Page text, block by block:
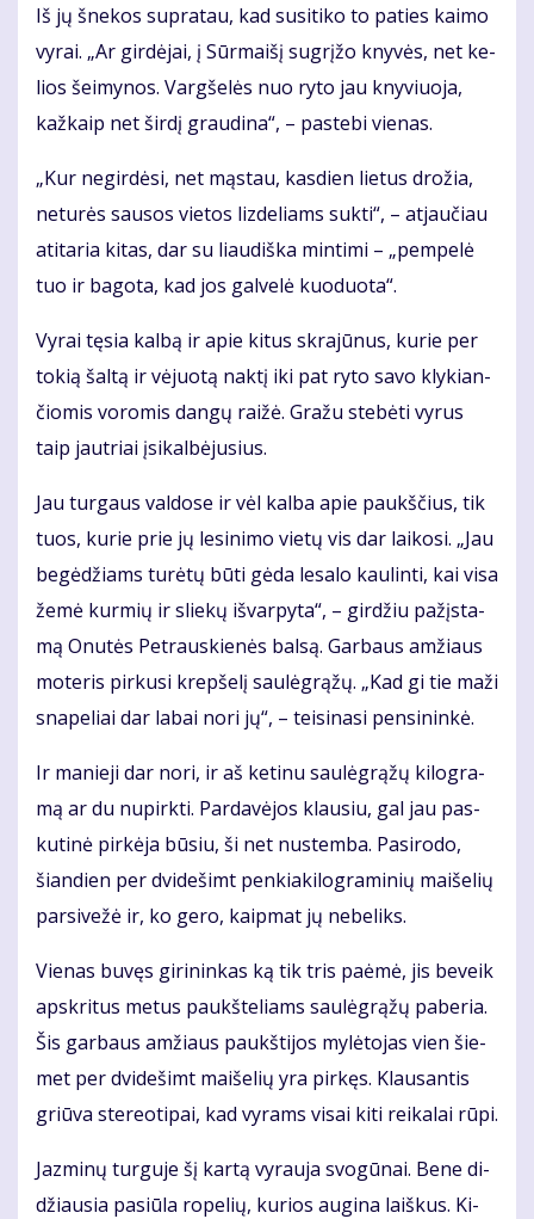
Iš jų šne­kos su­pra­tau, kad su­si­ti­ko to pa­ties kai­mo
vy­rai. „Ar gir­dė­jai, į Sūr­mai­šį su­grį­žo kny­vės, net ke­
lios šei­my­nos. Varg­še­lės nuo ry­to jau kny­viuo­ja,
kaž­kaip net šir­dį grau­di­na“, – pa­ste­bi vie­nas.
„Kur ne­gir­dė­si, net mąs­tau, kas­dien lie­tus dro­žia,
ne­tu­rės sau­sos vie­tos liz­de­liams suk­ti“, – at­jau­čiau
ati­ta­ria ki­tas, dar su liau­diš­ka min­ti­mi – „pem­pe­lė
tuo ir ba­go­ta, kad jos gal­ve­lė kuo­duo­ta“.
Vy­rai tę­sia kal­bą ir apie ki­tus skra­jū­nus, ku­rie per
to­kią šal­tą ir vė­juo­tą nak­tį iki pat ry­to sa­vo kly­kian­
čio­mis vo­ro­mis dan­gų rai­žė. Gra­žu ste­bė­ti vy­rus
taip jaut­riai įsi­kal­bė­ju­sius.
Jau tur­gaus val­do­se ir vėl kal­ba apie paukš­čius, tik
tuos, ku­rie prie jų le­si­ni­mo vie­tų vis dar lai­ko­si. „Jau
be­gė­džiams tu­rė­tų bū­ti gė­da le­sa­lo kau­lin­ti, kai vi­sa
že­mė kur­mių ir slie­kų iš­var­py­ta“, – gir­džiu pa­žįs­ta­
mą Onu­tės Pet­raus­kie­nės bal­są. Gar­baus am­žiaus
mo­te­ris pir­ku­si krep­še­lį sau­lė­grąžų. „Kad gi tie ma­ži
sna­pe­liai dar la­bai no­ri jų“, – tei­si­na­si pen­si­nin­kė.
Ir ma­nie­ji dar no­ri, ir aš ke­ti­nu sau­lė­grąžų ki­log­ra­
mą ar du nu­pirk­ti. Par­da­vė­jos klau­siu, gal jau pas­
ku­ti­nė pir­kė­ja bū­siu, ši net nu­stem­ba. Pa­si­ro­do,
šian­dien per dvi­de­šimt pen­kia­ki­log­ra­mi­nių mai­še­lių
par­si­ve­žė ir, ko ge­ro, kaip­mat jų ne­be­liks.
Vie­nas bu­vęs gi­ri­nin­kas ką tik tris pa­ė­mė, jis be­veik
ap­skri­tus me­tus paukš­te­liams sau­lė­grąžų pa­be­ria.
Šis gar­baus am­žiaus paukš­ti­jos my­lė­to­jas vien šie­
met per dvi­de­šimt mai­še­lių yra pir­kęs. Klau­san­tis
griū­va ste­re­o­ti­pai, kad vy­rams vi­sai ki­ti rei­ka­lai rū­pi.
Jaz­mi­nų tur­gu­je šį kar­tą vy­rau­ja svo­gū­nai. Be­ne di­
džiau­sia pa­siū­la ro­pe­lių, ku­rios au­gi­na laiš­kus. Ki­